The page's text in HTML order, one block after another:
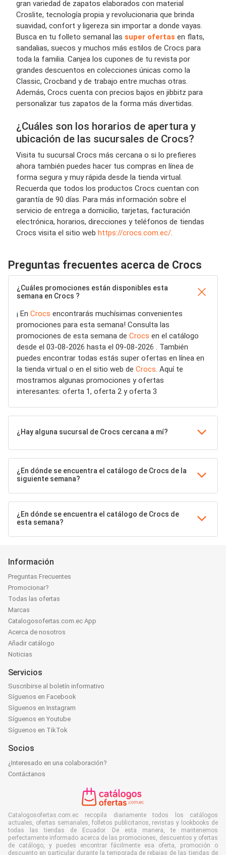
gran variedad de zapatos elaborados con material
Croslite, tecnología propia y revolucionaria que brinda
suavidad, confort y ligereza sin importar a donde vayas.
Busca en tu folleto semanal las super ofertas en flats,
sandalias, suecos y muchos más estilos de Crocs para
toda la familia. Canjea los cupones de tu revista por
grandes descuentos en colecciones únicas como la
Classic, Crocband y de trabajo entre muchas otras.
Además, Crocs cuenta con precios bajos en jibbitz para
personalizar tus zapatos de la forma más divertidas.
¿Cuáles son los horarios de apertura y
ubicación de las sucursales de Crocs?
Visita tu sucursal Crocs más cercana o si lo prefieres
ahora también puedes hacer tus compras en línea de
forma segura y muy rápida desde la tienda virtual.
Recuerda que todos los productos Crocs cuentan con
garantía de 90 días. Para más información sobre el
servicio de entrega a domicilio, tarjetas, facturación
electrónica, horarios, direcciones y teléfonos de tiendas
Crocs visita el sitio web https://crocs.com.ec/.
Preguntas frecuentes acerca de Crocs
¿Cuáles promociones están disponibles esta
semana en Crocs ?
¡ En Crocs encontrarás muchísimas convenientes
promociones para esta semana! Consulta las
promociones de esta semana de Crocs en el catálogo
desde el 03-08-2026 hasta el 09-08-2026 . También
puedes encontrar todas estás super ofertas en línea en
la tienda virtual o en el sitio web de Crocs. Aquí te
mostramos algunas promociones y ofertas
interesantes: oferta 1, oferta 2 y oferta 3
¿Hay alguna sucursal de Crocs cercana a mí?
¿En dónde se encuentra el catálogo de Crocs de la
siguiente semana?
¿En dónde se encuentra el catálogo de Crocs de
esta semana?
Información
Preguntas Frecuentes
Promocionar?
Todas las ofertas
Marcas
Catalogosofertas.com.ec App
Acerca de nosotros
Añadir catálogo
Noticias
Servicios
Suscribirse al boletín informativo
Síguenos en Facebook
Síguenos en Instagram
Síguenos en Youtube
Síguenos en TikTok
Socios
¿Interesado en una colaboración?
Contáctanos
Catalogosofertas.com.ec recopila diariamente todos los catálogos
actuales, ofertas semanales, folletos publicitarios, revistas y lookbooks de
todas las tiendas de Ecuador. De esta manera, te mantenemos
perfectamente informado acerca de las promociones, descuentos y ofertas
de catálogo, y puedes encontrar fácilmente esa oferta, promoción o
descuento en particular durante la temporada de rebajas de las tiendas de